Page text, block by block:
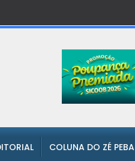
COLUNA DO ZÉ PEBA